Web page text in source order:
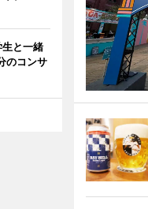
生と一緒
のコンサ